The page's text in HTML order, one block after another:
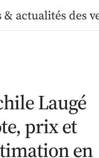
& actualités des
Laugé
prix et
en